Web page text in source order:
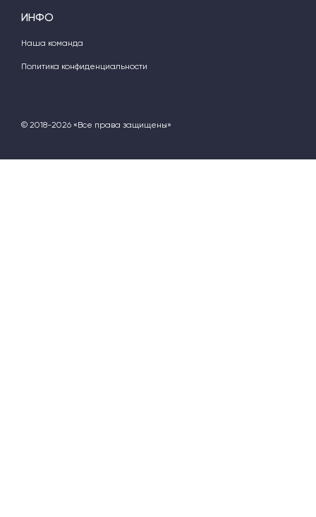
ИНФО
Наша команда
Политика конфиденциальности
© 2018-2026 «Все права защищены»